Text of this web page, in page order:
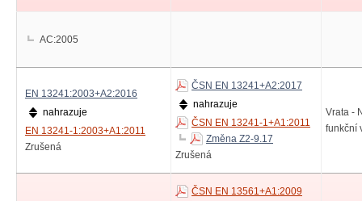
AC:2005
EN 13241:2003+A2:2016
nahrazuje
EN 13241-1:2003+A1:2011
Zrušená
ČSN EN 13241+A2:2017
nahrazuje
ČSN EN 13241-1+A1:2011
Změna Z2-9.17
Zrušená
Vrata -
funkční
ČSN EN 13561+A1:2009